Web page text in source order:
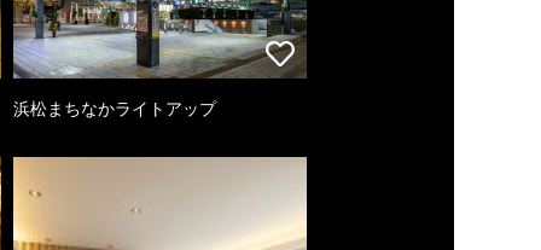
浜松まちなかライトアップ